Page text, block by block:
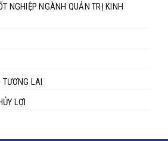
NGHIỆP NGÀNH QUẢN TRỊ KINH
LAI
LỢI